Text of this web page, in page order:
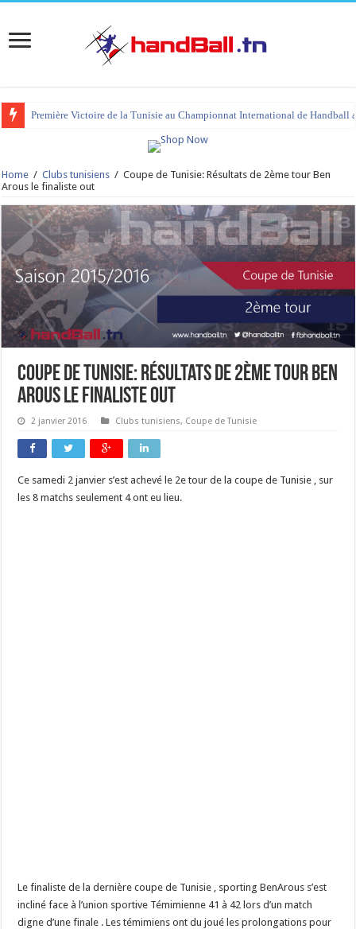
Première Victoire de la Tunisie au Championnat International de Handball
Home / Clubs tunisiens / Coupe de Tunisie: Résultats de 2ème tour Ben
Arous le finaliste out
Coupe de Tunisie: Résultats de 2ème tour Ben
Arous le finaliste out
2 janvier 2016 Clubs tunisiens, Coupe de Tunisie
Ce samedi 2 janvier s’est achevé le 2e tour de la coupe de Tunisie , sur
les 8 matchs seulement 4 ont eu lieu.
Le finaliste de la dernière coupe de Tunisie , sporting BenArous s’est
incliné face à l’union sportive Témimienne 41 à 42 lors d’un match
digne d’une finale . Les témimiens ont du joué les prolongations pour